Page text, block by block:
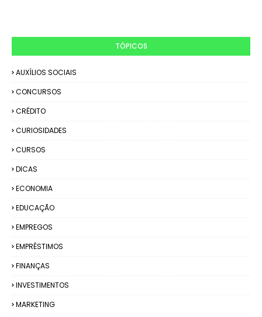
TÓPICOS
AUXÍLIOS SOCIAIS
CONCURSOS
CRÉDITO
CURIOSIDADES
CURSOS
DICAS
ECONOMIA
EDUCAÇÃO
EMPREGOS
EMPRÉSTIMOS
FINANÇAS
INVESTIMENTOS
MARKETING